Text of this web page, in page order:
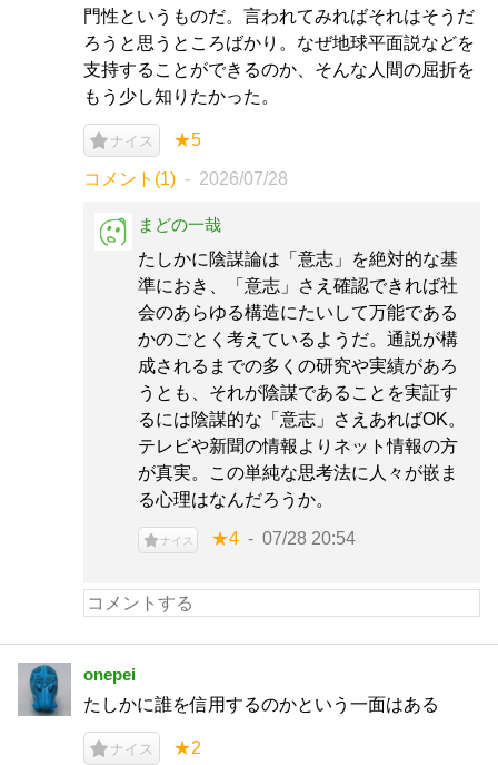
門性というものだ。言われてみればそれはそうだ
ろうと思うところばかり。なぜ地球平面説などを
支持することができるのか、そんな人間の屈折を
もう少し知りたかった。
ナイス ★5
コメント(1) 2026/07/28
まどの一哉
たしかに陰謀論は「意志」を絶対的な基
準におき、「意志」さえ確認できれば社
会のあらゆる構造にたいして万能である
かのごとく考えているようだ。通説が構
成されるまでの多くの研究や実績があろ
うとも、それが陰謀であることを実証す
るには陰謀的な「意志」さえあればOK。
テレビや新聞の情報よりネット情報の方
が真実。この単純な思考法に人々が嵌ま
る心理はなんだろうか。
ナイス ★4 07/28 20:54
onepei
たしかに誰を信用するのかという一面はある
ナイス ★2